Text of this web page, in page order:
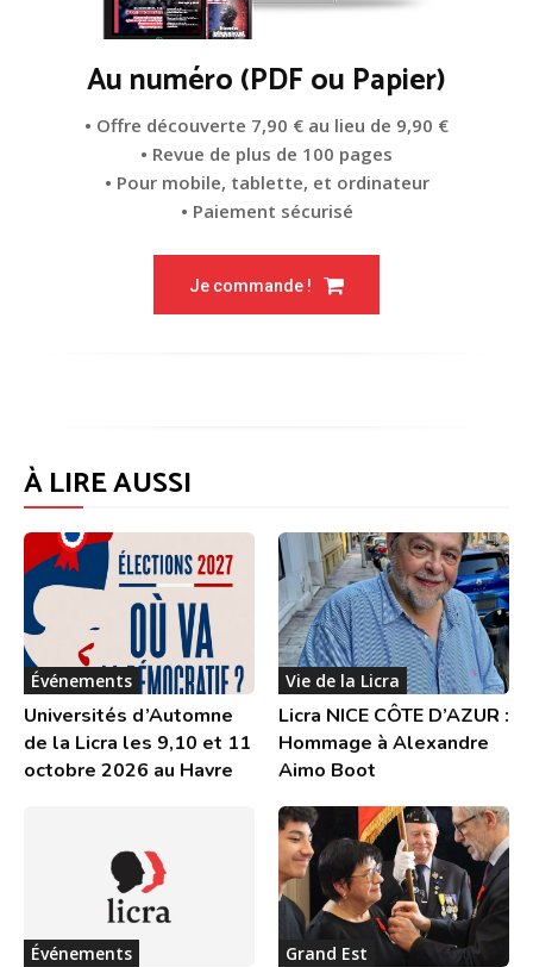
Au numéro (PDF ou Papier)
• Offre découverte 7,90 € au lieu de 9,90 €
• Revue de plus de 100 pages
• Pour mobile, tablette, et ordinateur
• Paiement sécurisé
Je commande !
À LIRE AUSSI
Événements
Universités d’Automne
de la Licra les 9,10 et 11
octobre 2026 au Havre
Vie de la Licra
Licra NICE CÔTE D’AZUR :
Hommage à Alexandre
Aimo Boot
Événements Grand Est